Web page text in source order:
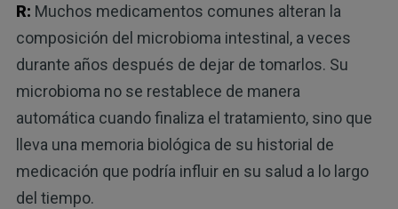
R: Muchos medicamentos comunes alteran la
composición del microbioma intestinal, a veces
durante años después de dejar de tomarlos. Su
microbioma no se restablece de manera
automática cuando finaliza el tratamiento, sino que
lleva una memoria biológica de su historial de
medicación que podría influir en su salud a lo largo
del tiempo.